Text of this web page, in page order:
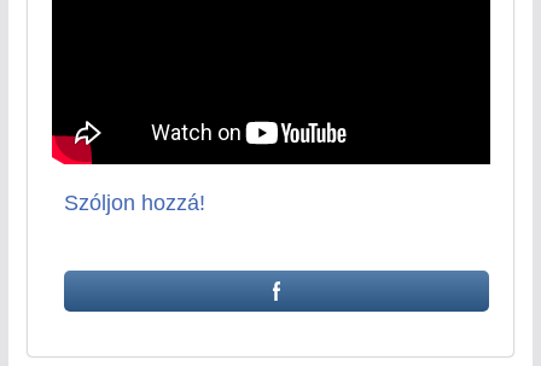
Szóljon hozzá!